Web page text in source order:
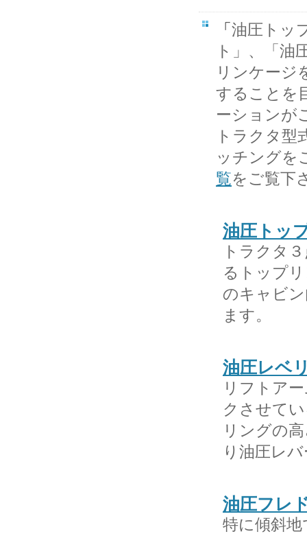
「 油圧トッ
ト」、「油
リンケージ
することを
ーションが
トラクタ型
ッチングを
覧をご覧下
油圧トッ
トラクタ
るトップ
のキャビ
ます。
油圧レベ
リフトア
クさせて
リングの
り油圧レ
油圧フレ
特に傾斜